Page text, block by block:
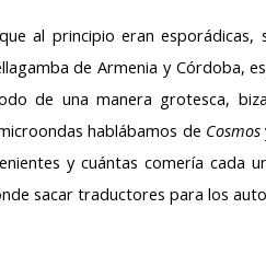
al principio eran
de Armenia y Córdoba,
de una manera grotesca,
hablábamos de Cosmos
y cuántas comería
sacar traductores para los